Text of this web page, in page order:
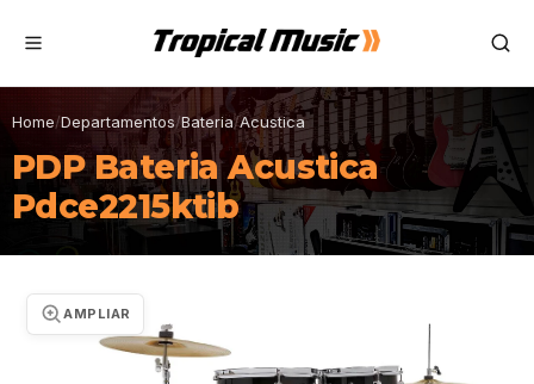
Home/Departamentos/Bateria/Acustica
PDP Bateria Acustica
Pdce2215ktib
AMPLIAR